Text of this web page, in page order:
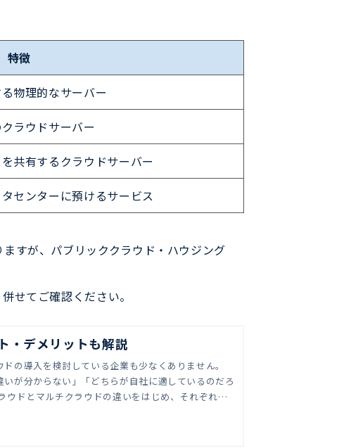
特徴
物理的なサーバー
ラウドサーバー
共有するクラウドサーバー
センターに預けるサービス
すが、パブリッククラウド・ハウジング
せてご確認ください。
・デメリットも解説
の導入を検討している企業も少なくありません。
が分からない」「どちらが自社に適しているのだろ
ドとマルチクラウドの違いをはじめ、それぞれの